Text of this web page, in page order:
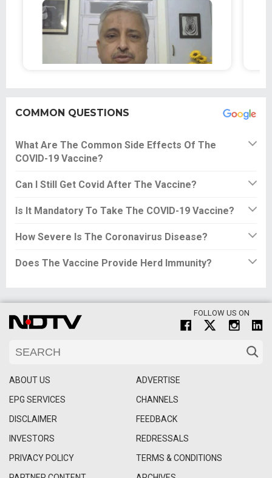
COMMON QUESTIONS
What Are The Common Side Effects Of The
COVID-19 Vaccine?
Can I Still Get Covid After The Vaccine?
Is It Mandatory To Take The COVID-19 Vaccine?
How Severe Is The Coronavirus Disease?
Does The Vaccine Provide Herd Immunity?
FOLLOW US ON
ABOUT US
ADVERTISE
EPG SERVICES
CHANNELS
DISCLAIMER
FEEDBACK
INVESTORS
REDRESSALS
PRIVACY POLICY
TERMS & CONDITIONS